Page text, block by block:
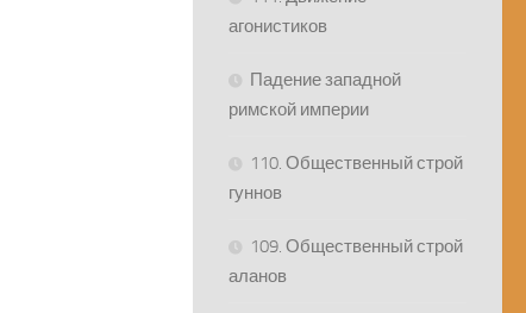
агонистиков
Падение западной
римской империи
110. Общественный строй
гуннов
109. Общественный строй
аланов